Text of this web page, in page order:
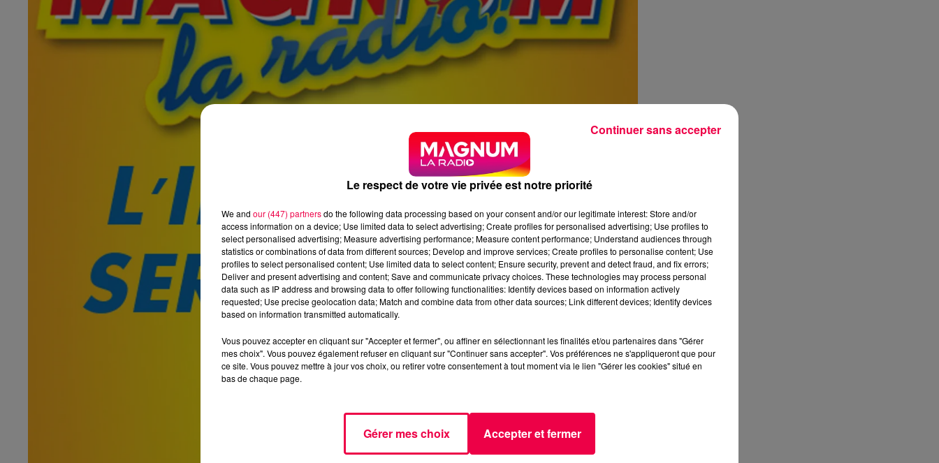
Le respect de votre vie privée est notre priorité
We and our (447) partnersdo the following data processing based on your consent and/or our legitimate interest: Store and/or
access information on a device; Use limited data to select advertising; Create profiles for personalised advertising; Use profiles to
select personalised advertising; Measure advertising performance; Measure content performance; Understand audiences through
statistics or combinations of data from different sources; Develop and improve services; Create profiles to personalise content; Use
profiles to select personalised content; Use limited data to select content; Ensure security, prevent and detect fraud, and fix errors;
Deliver and present advertising and content; Save and communicate privacy choices. These technologies may process personal
data such as IP address and browsing data to offer following functionalities: Identify devices based on information actively
requested; Use precise geolocation data; Match and combine data from other data sources; Link different devices; Identify devices
based on information transmitted automatically.
Vous pouvez accepter en cliquant sur "Accepter et fermer", ou affiner en sélectionnant les finalités et/ou partenaires dans "Gérer
mes choix". Vous pouvez également refuser en cliquant sur "Continuer sans accepter". Vos préférences ne s'appliqueront que pour
ce site. Vous pouvez mettre à jour vos choix, ou retirer votre consentement à tout moment via le lien "Gérer les cookies" situé en
bas de chaque page.
Gérer mes choix Accepter et fermer
Continuer sans accepter